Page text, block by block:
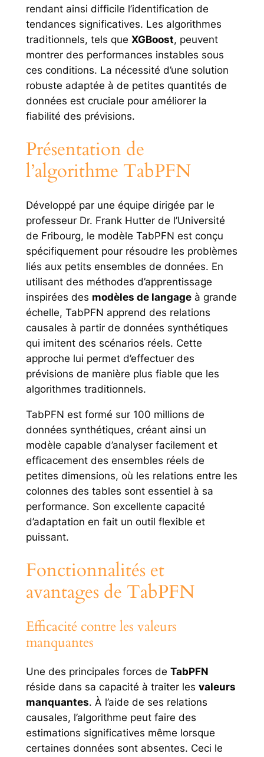
rendant ainsi difficile l’identification de
tendances significatives. Les algorithmes
traditionnels, tels que XGBoost, peuvent
montrer des performances instables sous
ces conditions. La nécessité d’une solution
robuste adaptée à de petites quantités de
données est cruciale pour améliorer la
fiabilité des prévisions.
Présentation de
l’algorithme TabPFN
Développé par une équipe dirigée par le
professeur Dr. Frank Hutter de l’Université
de Fribourg, le modèle TabPFN est conçu
spécifiquement pour résoudre les problèmes
liés aux petits ensembles de données. En
utilisant des méthodes d’apprentissage
inspirées des modèles de langageà grande
échelle, TabPFN apprend des relations
causales à partir de données synthétiques
qui imitent des scénarios réels. Cette
approche lui permet d’effectuer des
prévisions de manière plus fiable que les
algorithmes traditionnels.
TabPFN est formé sur 100 millions de
données synthétiques, créant ainsi un
modèle capable d’analyser facilement et
efficacement des ensembles réels de
petites dimensions, où les relations entre les
colonnes des tables sont essentiel à sa
performance. Son excellente capacité
d’adaptation en fait un outil flexible et
puissant.
Fonctionnalités et
avantages de TabPFN
Efficacité contre les valeurs
manquantes
Une des principales forces de TabPFN
réside dans sa capacité à traiter les valeurs
manquantes. À l’aide de ses relations
causales, l’algorithme peut faire des
estimations significatives même lorsque
certaines données sont absentes. Ceci le